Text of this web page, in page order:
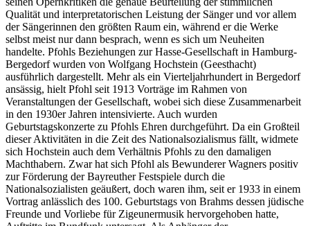
Qualität und interpretatorischen Leistung der Sänger und vor allem
der Sängerinnen den größten Raum ein, während er die Werke
selbst meist nur dann besprach, wenn es sich um Neuheiten
handelte. Pfohls Beziehungen zur Hasse-Gesellschaft in Hamburg-
Bergedorf wurden von Wolfgang Hochstein (Geesthacht)
ausführlich dargestellt. Mehr als ein Vierteljahrhundert in Bergedorf
ansässig, hielt Pfohl seit 1913 Vorträge im Rahmen von
Veranstaltungen der Gesellschaft, wobei sich diese Zusammenarbeit
in den 1930er Jahren intensivierte. Auch wurden
Geburtstagskonzerte zu Pfohls Ehren durchgeführt. Da ein Großteil
dieser Aktivitäten in die Zeit des Nationalsozialismus fällt, widmete
sich Hochstein auch dem Verhältnis Pfohls zu den damaligen
Machthabern. Zwar hat sich Pfohl als Bewunderer Wagners positiv
zur Förderung der Bayreuther Festspiele durch die
Nationalsozialisten geäußert, doch waren ihm, seit er 1933 in einem
Vortrag anlässlich des 100. Geburtstags von Brahms dessen jüdische
Freunde und Vorliebe für Zigeunermusik hervorgehoben hatte,